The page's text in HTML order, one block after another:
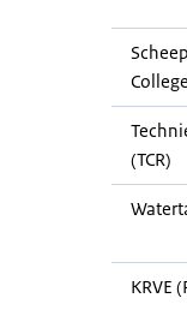
(TCR)
KRVE